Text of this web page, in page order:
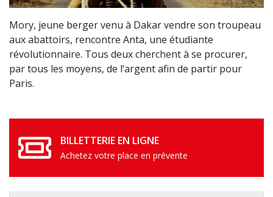
Mory, jeune berger venu à Dakar vendre son troupeau
aux abattoirs, rencontre Anta, une étudiante
révolutionnaire. Tous deux cherchent à se procurer,
par tous les moyens, de l’argent afin de partir pour
Paris.
BILLETTERIE EN LIGNE
Achetez votre place en prévente